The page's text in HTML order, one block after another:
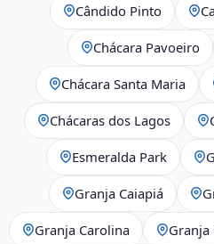
Cândido Pinto
Chácara Pavoeiro
Chácara Santa Maria
Chácaras dos Lagos
Esmeralda Park
Granja Caiapiá
Granja Carolina Granja